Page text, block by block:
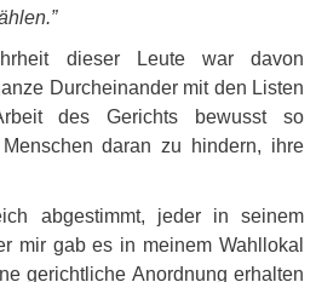
dieser Leute war davon
Durcheinander mit den Listen
des Gerichts bewusst so
daran zu hindern, ihre
abgestimmt, jeder in seinem
mir gab es in meinem Wahllokal
gerichtliche Anordnung erhalten